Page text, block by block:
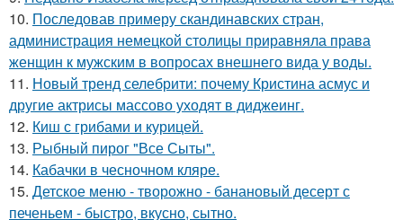
10. Последовав примеру скандинавских стран,
администрация немецкой столицы приравняла права
женщин к мужским в вопросах внешнего вида у воды.
11. Новый тренд селебрити: почему Кристина асмус и
другие актрисы массово уходят в диджеинг.
12. Киш с грибами и курицей.
13. Рыбный пирог "Все Сыты".
14. Кабачки в чесночном кляре.
15. Детское меню - творожно - банановый десерт с
печеньем - быстро, вкусно, сытно.